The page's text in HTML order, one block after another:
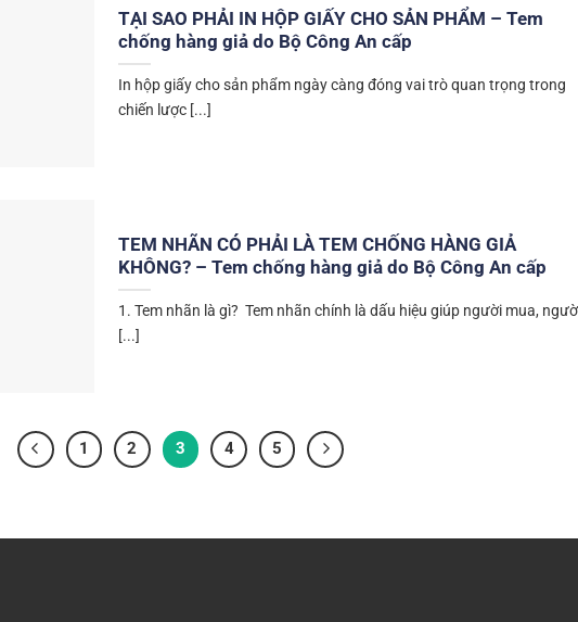
TẠI SAO PHẢI IN HỘP GIẤY CHO SẢN PHẨM – Tem
chống hàng giả do Bộ Công An cấp
In hộp giấy cho sản phẩm ngày càng đóng vai trò quan trọng trong
chiến lược [...]
TEM NHÃN CÓ PHẢI LÀ TEM CHỐNG HÀNG GIẢ
KHÔNG? – Tem chống hàng giả do Bộ Công An cấp
1. Tem nhãn là gì? Tem nhãn chính là dấu hiệu giúp người mua,
[...]
1 2 3 4 5